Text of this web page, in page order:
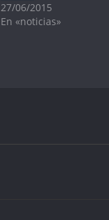
27/06/2015
En «noticias»